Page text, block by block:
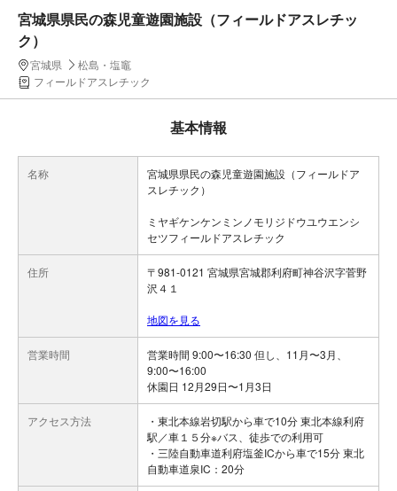
宮城県県民の森児童遊園施設（フィールドアスレチッ
ク）
宮城県
松島・塩竈
フィールドアスレチック
基本情報
名称
宮城県県民の森児童遊園施設（フィールドア
スレチック）
ミヤギケンケンミンノモリジドウユウエンシ
セツフィールドアスレチック
住所
〒981-0121 宮城県宮城郡利府町神谷沢字菅野
沢４１
地図を見る
営業時間
営業時間 9:00〜16:30 但し、11月〜3月、
9:00〜16:00
休園日 12月29日〜1月3日
アクセス方法
・東北本線岩切駅から車で10分 東北本線利府
駅／車１５分※バス、徒歩での利用可
・三陸自動車道利府塩釜ICから車で15分 東北
自動車道泉IC：20分